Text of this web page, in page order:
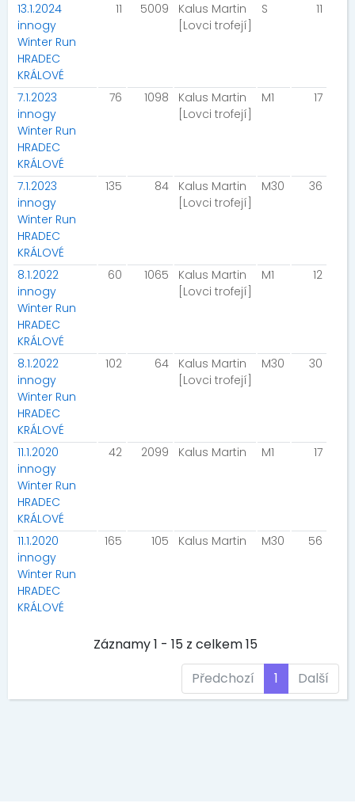
13.1.2024
innogy
Winter Run
HRADEC
KRÁLOVÉ
11 5009
Kalus Martin
[Lovci trofejí]
S 11
7.1.2023
innogy
Winter Run
HRADEC
KRÁLOVÉ
76 1098
Kalus Martin
[Lovci trofejí]
M1 17
7.1.2023
innogy
Winter Run
HRADEC
KRÁLOVÉ
135 84
Kalus Martin
[Lovci trofejí]
M30 36
8.1.2022
innogy
Winter Run
HRADEC
KRÁLOVÉ
60 1065
Kalus Martin
[Lovci trofejí]
M1 12
8.1.2022
innogy
Winter Run
HRADEC
KRÁLOVÉ
102 64
Kalus Martin
[Lovci trofejí]
M30 30
11.1.2020
innogy
Winter Run
HRADEC
KRÁLOVÉ
42 2099 Kalus Martin M1 17
11.1.2020
innogy
Winter Run
HRADEC
KRÁLOVÉ
165 105 Kalus Martin M30 56
Záznamy 1 - 15 z celkem 15
Předchozí
1 Další